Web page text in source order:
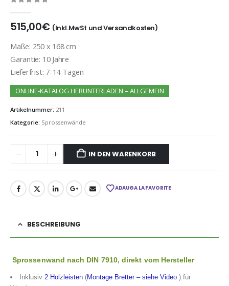
515,00€ (Inkl.MwSt und Versandkosten)
Maße: 250 x 168 cm
Garantie: 10 Jahre
Lieferfrist: 7-14 Tagen
ONLINE-KATALOG HERUNTERLADEN – ALLGEMEIN
Artikelnummer: 211
Kategorie: Sprossenwände
IN DEN WARENKORB
ADAUGA LA FAVORITE
BESCHREIBUNG
Sprossenwand nach DIN 7910, direkt vom Hersteller
Inklusiv 2 Holzleisten (Montage Bretter – siehe Video ) für